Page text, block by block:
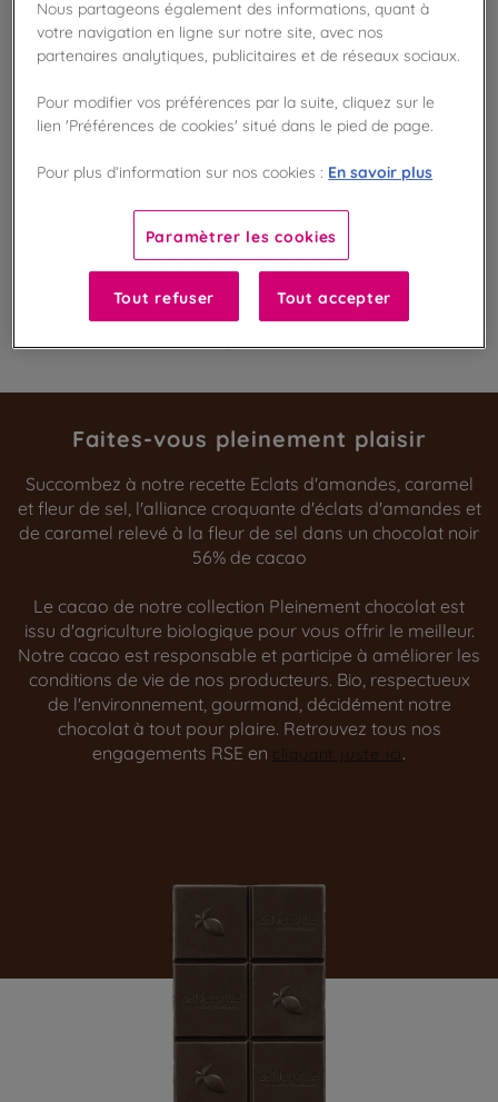
Frais de port offert
dès 50€ d'achat
Gagnez 5 points de fidélité !
Liste des ingrédients et allergènes
100%
Faites-vous pleinement plaisir
Succombez à notre recette Eclats d'amandes, caramel
et fleur de sel, l'alliance croquante d'éclats d'amandes et
de caramel relevé à la fleur de sel dans un chocolat noir
56% de cacao
Le cacao de notre collection Pleinement chocolat est
issu d'agriculture biologique pour vous offrir le meilleur.
Notre cacao est responsable et participe à améliorer les
conditions de vie de nos producteurs. Bio, respectueux
de l'environnement, gourmand, décidément notre
chocolat à tout pour plaire. Retrouvez tous nos
engagements RSE en
cliquant juste ici.
Nous partageons également des informations, quant à
votre navigation en ligne sur notre site, avec nos
partenaires analytiques, publicitaires et de réseaux sociaux.
Pour modifier vos préférences par la suite, cliquez sur le
lien 'Préférences de cookies' situé dans le pied de page.
Pour plus d’information sur nos cookies : En savoir plus
Paramètrer les cookies
Tout refuser Tout accepter